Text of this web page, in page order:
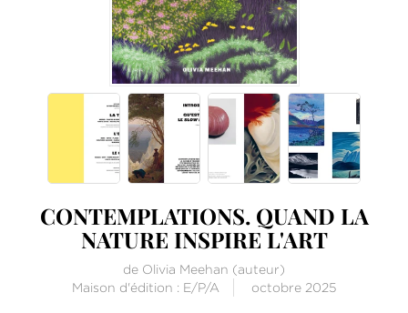
CONTEMPLATIONS. QUAND LA
NATURE INSPIRE L'ART
de Olivia Meehan (auteur)
Maison d'édition : E/P/A octobre 2025